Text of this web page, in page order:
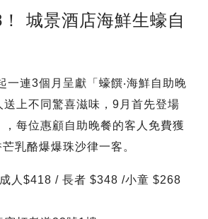
城景酒店海鮮生蠔自
連3個月呈獻「蠔饌‧海鮮自助晚
送上不同驚喜滋味，9月首先登場
，每位惠顧自助晚餐的客人免費獲
乳酪爆爆珠沙律一客。
成人$418 / 長者 $348 /小童 $268